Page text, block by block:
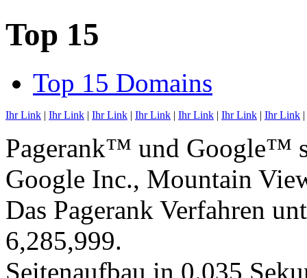
Top 15
Top 15 Domains
Ihr Link | Ihr Link | Ihr Link | Ihr Link | Ihr Link | Ihr Link | Ihr Link |
Pagerank™ und Google™
Google Inc., Mountain
Das Pagerank Verfahren
6,285,999.
Seitenaufbau in 0.035